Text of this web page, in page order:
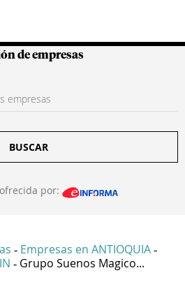
Colombianas
de empresas
BUSCAR
por:
- Empresas en ANTIOQUIA -
- Grupo Suenos Magico...